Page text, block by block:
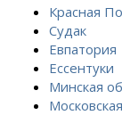
Красная
Судак
Евпатория
Ессентуки
Минская